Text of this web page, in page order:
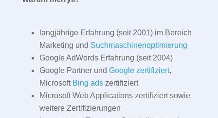
langjährige Erfahrung (seit 2001) im Bereich
Marketing und Suchmaschinenoptimierung
Google AdWords Erfahrung (seit 2004)
Google Partner und Google zertifiziert,
Microsoft Bing adszertifiziert
Microsoft Web Applications zertifiziert sowie
weitere Zertifizierungen